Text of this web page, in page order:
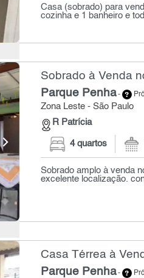
Casa (sobrado) para
cozinha e 1 banheiro e
Sobrado à Venda
Parque Penha-
Zona Leste - São Paulo
R Patrícia
4 quartos
Sobrado amplo à venda
excelente localização.
Casa Térrea à
Parque Penha-